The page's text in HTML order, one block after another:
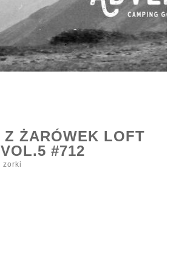
Z ŻARÓWEK LOFT
#712
zorki